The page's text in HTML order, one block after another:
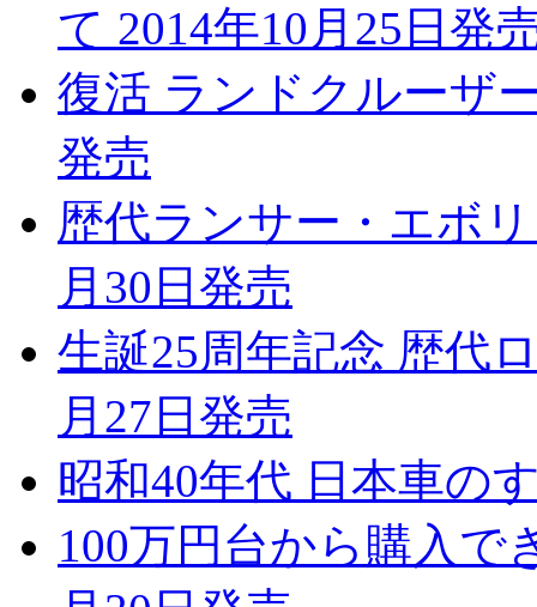
て 2014年10月25日発
復活 ランドクルーザ
発売
歴代ランサー・エボ
月30日発売
生誕25周年記念 歴代
月27日発売
昭和40年代 日本車の
100万円台から購入